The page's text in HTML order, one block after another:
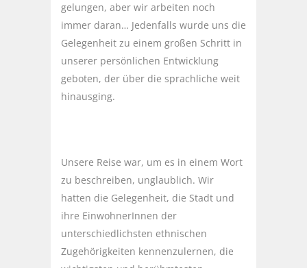
gelungen, aber wir arbeiten noch
immer daran… Jedenfalls wurde uns die
Gelegenheit zu einem großen Schritt in
unserer persönlichen Entwicklung
geboten, der über die sprachliche weit
hinausging.
Unsere Reise war, um es in einem Wort
zu beschreiben, unglaublich. Wir
hatten die Gelegenheit, die Stadt und
ihre EinwohnerInnen der
unterschiedlichsten ethnischen
Zugehörigkeiten kennenzulernen, die